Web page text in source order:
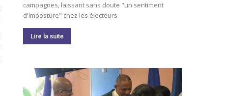
campagnes, laissant sans doute "un sentiment
d'imposture" chez les électeurs
Lire la suite